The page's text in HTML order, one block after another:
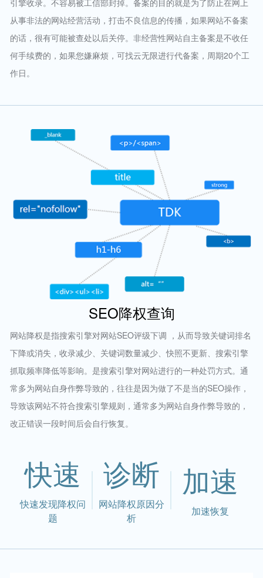
引擎收录。不容易被工信部封掉。备案的目的就是为了防止在网上
从事非法的网站经营活动，打击不良信息的传播，如果网站不备案
的话，很有可能被查处以后关停。非经营性网站自主备案是不收任
何手续费的，如果您嫌麻烦，可找云无限进行代备案，周期20个工
作日。
SEO降权查询
网站降权是指搜索引擎对网站SEO评级下调 ，从而导致关键词排名
下降或消失，收录减少、关键词数量减少、快照不更新、搜索引擎
抓取频率降低等影响。是搜索引擎对网站进行的一种处罚方式。通
常多为网站自身作弊导致的，往往是因为做了不是当的SEO操作，
导致该网站不符合搜索引擎规则，通常多为网站自身作弊导致的，
改正错误一段时间后会自行恢复。
快速
快速发现降权问
题
诊断
网站降权原因分
析
加速
加速恢复